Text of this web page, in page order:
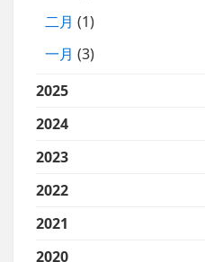
二月 (1)
一月 (3)
2025
2024
2023
2022
2021
2020